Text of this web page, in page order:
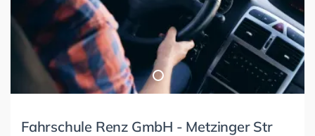
Fahrschule Renz GmbH - Metzinger Str